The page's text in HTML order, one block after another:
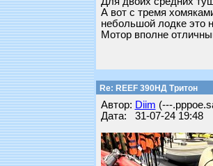
А вот с тремя
небольшой лодке это
Мотор вполне
Re: REEF 390НД Тритон
Автор: Diim (---
Дата: 31-07-24 19:48